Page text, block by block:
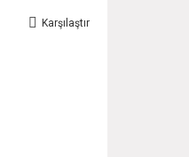
Karşılaştır